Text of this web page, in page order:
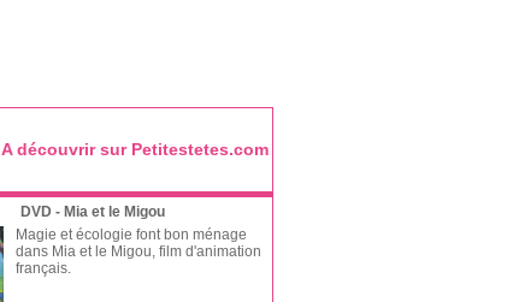
A découvrir sur Petitestetes.com
DVD - Mia et le Migou
Magie et écologie font bon ménage
dans Mia et le Migou, film d'animation
français.